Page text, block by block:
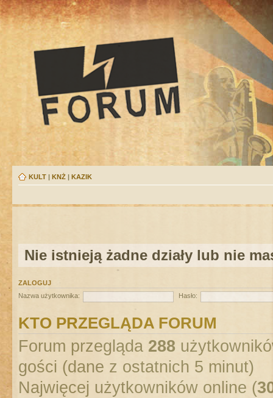
KULT | KNŻ | KAZIK
Nie istnieją żadne działy lub nie
ZALOGUJ
Nazwa użytkownika:
Hasło:
KTO PRZEGLĄDA FORUM
Forum przegląda 288
gości (dane z ostatnich 5 minut)
Najwięcej użytkowników online (